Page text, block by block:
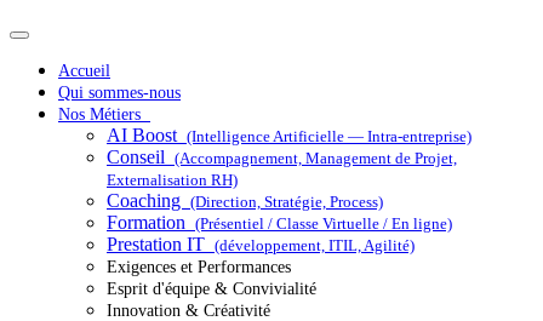
Accueil
Qui sommes-nous
Nos Métiers
AI Boost (Intelligence Artificielle — Intra-entreprise)
Conseil (Accompagnement, Management de Projet,
Externalisation RH)
Coaching (Direction, Stratégie, Process)
Formation (Présentiel / Classe Virtuelle / En ligne)
Prestation IT (développement, ITIL, Agilité)
Exigences et Performances
Esprit d'équipe & Convivialité
Innovation & Créativité